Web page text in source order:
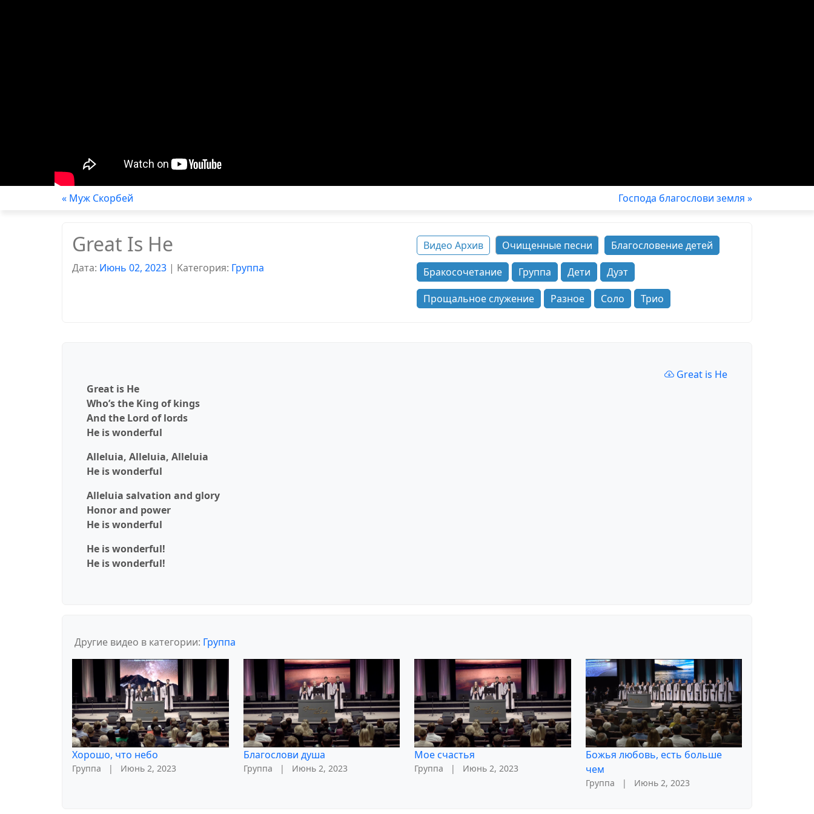
« Муж Скорбей Господа благослови земля »
Great Is He
Дата: Июнь 02, 2023 | Kатегория: Группа
Видео Архив Очищенные песни
Благословение детей
Бракосочетание
Группа Дети
Дуэт
Прощальное служение
Разное Соло Трио
Great is He
Great is He
Who’s the King of kings
And the Lord of lords
He is wonderful
Alleluia, Alleluia, Alleluia
He is wonderful
Alleluia salvation and glory
Honor and power
He is wonderful
He is wonderful!
He is wonderful!
Другие видео в категории: Группа
Хорошо, что небо
Группа | Июнь 2, 2023
Благослови душа
Группа | Июнь 2, 2023
Мое счастья
Группа | Июнь 2, 2023
Божья любовь, есть больше
чем
Группа | Июнь 2, 2023